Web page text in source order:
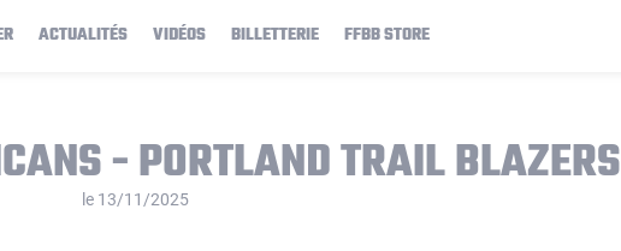
ACTUALITÉS VIDÉOS BILLETTERIE FFBB STORE
- PORTLAND TRAIL BLAZERS
le 13/11/2025